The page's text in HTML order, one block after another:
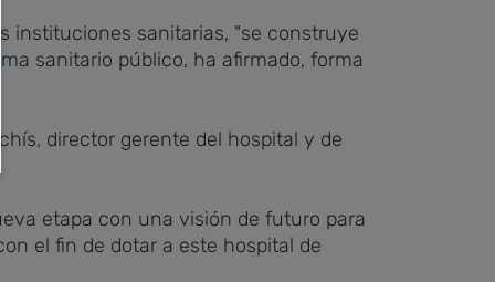
instituciones sanitarias, "se construye
sanitario público, ha afirmado, forma
director gerente del hospital y de
etapa con una visión de futuro para
el fin de dotar a este hospital de